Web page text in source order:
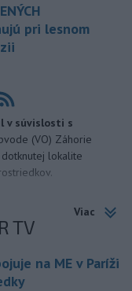
pri lesnom
v súvislosti s
(VO) Záhorie
dotknutej lokalite
Viac
TV
na ME v Paríži